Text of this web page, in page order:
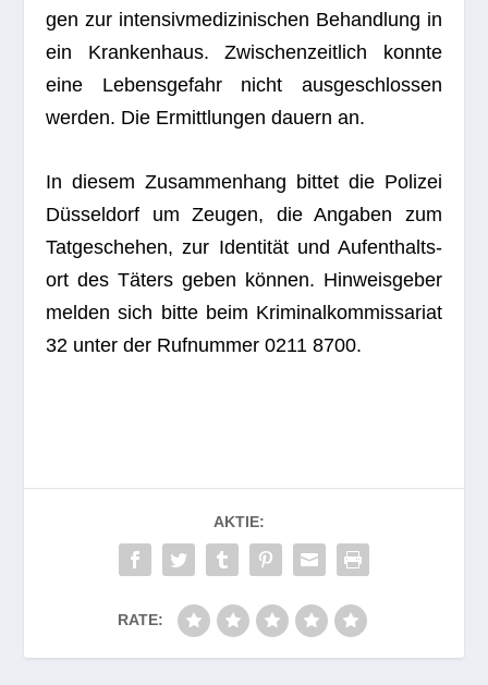
gen zur inten­siv­me­di­zi­ni­schen Behand­lung in
ein Kran­ken­haus. Zwi­schen­zeit­lich konnte
eine Lebens­ge­fahr nicht aus­ge­schlos­sen
wer­den. Die Ermitt­lun­gen dau­ern an.
In die­sem Zusam­men­hang bit­tet die Poli­zei
Düs­sel­dorf um Zeu­gen, die Anga­ben zum
Tat­ge­sche­hen, zur Iden­ti­tät und Auf­ent­halts­
ort des Täters geben kön­nen. Hin­weis­ge­ber
mel­den sich bitte beim Kri­mi­nal­kom­mis­sa­riat
32 unter der Ruf­num­mer 0211 8700.
AKTIE:
RATE: